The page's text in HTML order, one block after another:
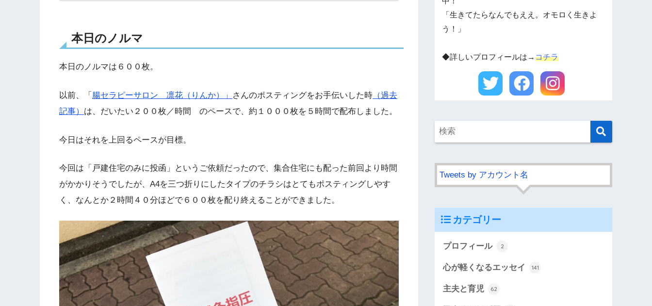
本日のノルマ
本日のノルマは６００枚。
以前、「 腸セラピーサロン 凛花（りんか）」 さんのポスティングをお手伝いした時 （過去
記事） は、だいたい２００枚／時間 のペースで、約１０００枚を５時間で配布しました。
今日はそれを上回るペースが目標。
今回は「戸建住宅のみに投函」というご依頼だったので、集合住宅にも配った前回より時間
がかかりそうでしたが、A4を三つ折りにしたタイプのチラシはとてもポスティングしやす
く、なんとか２時間４０分ほどで６００枚を配り終えることができました。
「生きてたらなんでもええ。オモロく生きよ
う！」
◆詳しいプロフィールは→コチラ
Tweets by アカウント名
カテゴリー
プロフィール 2
心が軽くなるエッセイ 141
主夫と育児 62